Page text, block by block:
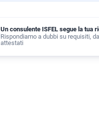
Un consulente ISFEL segue la tua
Rispondiamo a dubbi su requisiti,
attestati